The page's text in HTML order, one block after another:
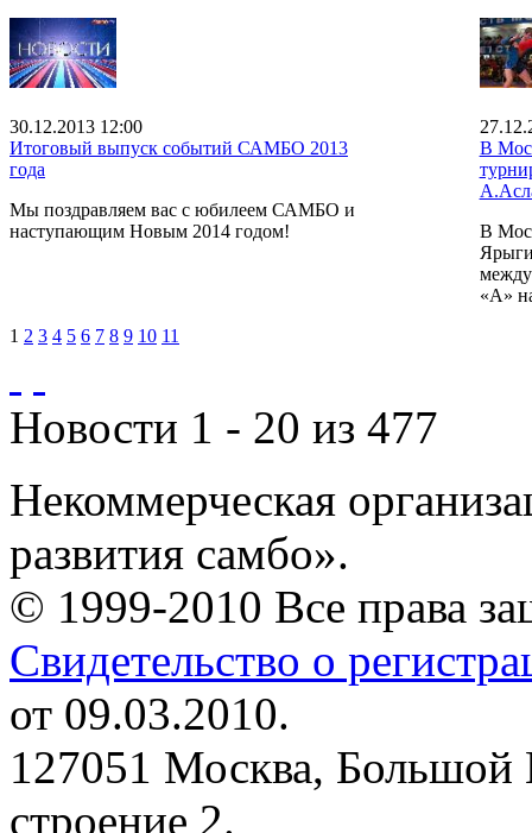
30.12.2013 12:00
Итоговый выпуск событий САМБО 2013
года
Мы поздравляем вас с юбилеем САМБО и
наступающим Новым 2014 годом!
В
В
«А»
1 2 3 4 5 6 7 8 9 10 11
Новости 1 - 20 из 477
Некоммерческая
развития самбо».
© 1999-2010 Все права
Свидетельство о
от 09.03.2010.
127051 Москва, Большой
строение 2.